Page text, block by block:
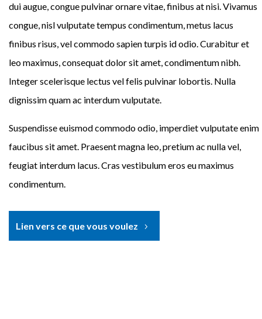
dui augue, congue pulvinar ornare vitae, finibus at nisi. Vivamus
congue, nisl vulputate tempus condimentum, metus lacus
finibus risus, vel commodo sapien turpis id odio. Curabitur et
leo maximus, consequat dolor sit amet, condimentum nibh.
Integer scelerisque lectus vel felis pulvinar lobortis. Nulla
dignissim quam ac interdum vulputate.
Suspendisse euismod commodo odio, imperdiet vulputate enim
faucibus sit amet. Praesent magna leo, pretium ac nulla vel,
feugiat interdum lacus. Cras vestibulum eros eu maximus
condimentum.
Lien vers ce que vous voulez